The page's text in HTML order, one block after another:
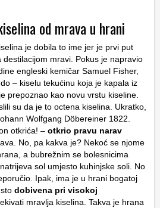
od mrava u hrani
je dobila to ime jer je prvi put
destilacijom mravi. Pokus je napravio
engleski kemičar Samuel Fisher,
– kiselu tekućinu koja je kapala iz
prepoznao kao novu vrstu kiseline.
su da je to octena kiselina. Ukratko,
Wolfgang Döbereiner 1822.
otkrića! – otkrio pravu narav
No, pa kakva je? Nekoć se njome
a bubrežnim se bolesnicima
sol umjesto kuhinjske soli. No
Ipak, ima je u hrani bogatoj
dobivena pri visokoj
mravlja kiselina. Takva je hrana